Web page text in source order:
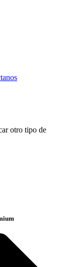
otro tipo de